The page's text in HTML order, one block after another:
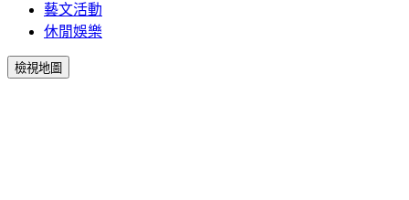
藝文活動
休閒娛樂
檢視地圖